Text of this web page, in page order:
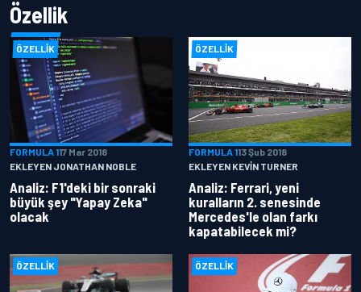
Özellik
ÖZELLIK
FORMULA 117 Mar 2018
EKLEYEN JONATHAN NOBLE
Analiz: F1'deki bir sonraki
büyük şey "Yapay Zeka"
olacak
ÖZELLIK
FORMULA 113 Şub 2018
EKLEYEN KEVIN TURNER
Analiz: Ferrari, yeni
kuralların 2. senesinde
Mercedes'le olan farkı
kapatabilecek mi?
ÖZELLIK ÖZELLIK